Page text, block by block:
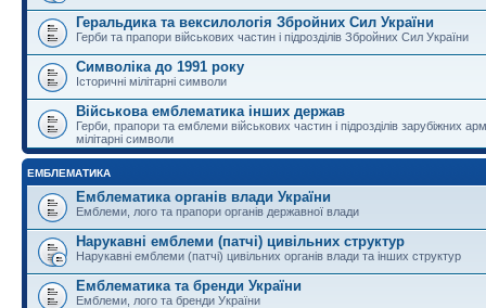
Геральдика та вексилологія Збройних Сил України
Герби та прапори військових частин і підрозділів Збройних Сил України
Символіка до 1991 року
Історичні мілітарні символи
Військова емблематика інших держав
Герби, прапори та емблеми військових частин і підрозділів зарубіжних
мілітарні символи
ЕМБЛЕМАТИКА
Емблематика органів влади України
Емблеми, лого та прапори органів державної влади
Нарукавні емблеми (патчі) цивільних структур
Нарукавні емблеми (патчі) цивільних органів влади та інших структур
Емблематика та бренди України
Емблеми, лого та бренди України